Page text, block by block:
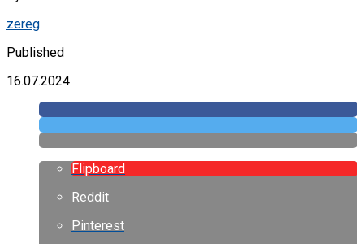
zereg
Published
16.07.2024
Flipboard
Reddit
Pinterest